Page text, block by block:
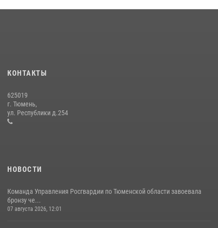
Сотрудники тюменского СОБР "Сова" отработали навыки
десантирования на Урале
16 июля 2026, 10:42
КОНТАКТЫ
625019
г. Тюмень,
ул. Республики д.254
НОВОСТИ
Команда Управления Росгвардии по Тюменской области завоевала
бронзу че...
07 августа 2026, 12:01